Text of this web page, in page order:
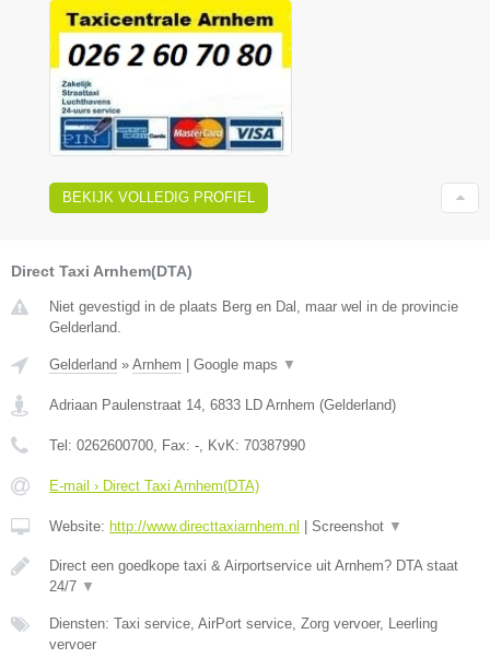
BEKIJK VOLLEDIG PROFIEL
Direct Taxi Arnhem(DTA)
Niet gevestigd in de plaats Berg en Dal, maar wel in de provincie
Gelderland.
Gelderland » Arnhem Google maps ▼
Adriaan Paulenstraat 14, 6833 LD Arnhem (Gelderland)
Tel: 0262600700, Fax: -, KvK: 70387990
E-mail › Direct Taxi Arnhem(DTA)
Website: http://www.directtaxiarnhem.nl Screenshot ▼
Direct een goedkope taxi & Airportservice uit Arnhem? DTA staat
24/7 ▼
Diensten: Taxi service, AirPort service, Zorg vervoer, Leerling
vervoer